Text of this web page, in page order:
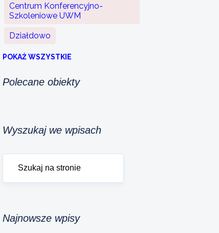
Centrum Konferencyjno-
Szkoleniowe UWM
Działdowo
POKAŻ WSZYSTKIE
Polecane obiekty
Wyszukaj we wpisach
Najnowsze wpisy